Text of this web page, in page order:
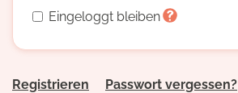
Eingeloggt bleiben
Registrieren
Passwort vergessen?